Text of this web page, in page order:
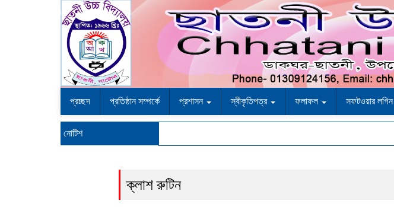
প্রচ্ছদ প্রতিষ্ঠান সম্পর্কে প্রশাসন স্বীকৃতিপত্র ফলাফল সফটওয়ার লগিন
নোটিশ
ক্লাশ রুটিন